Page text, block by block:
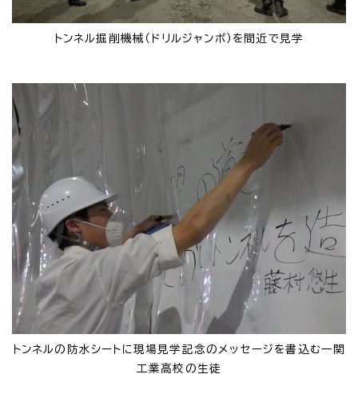
トンネル掘削機械（ドリルジャンボ）を間近で見学
トンネルの防水シートに現場見学記念のメッセージを書込む一関
工業高校の生徒